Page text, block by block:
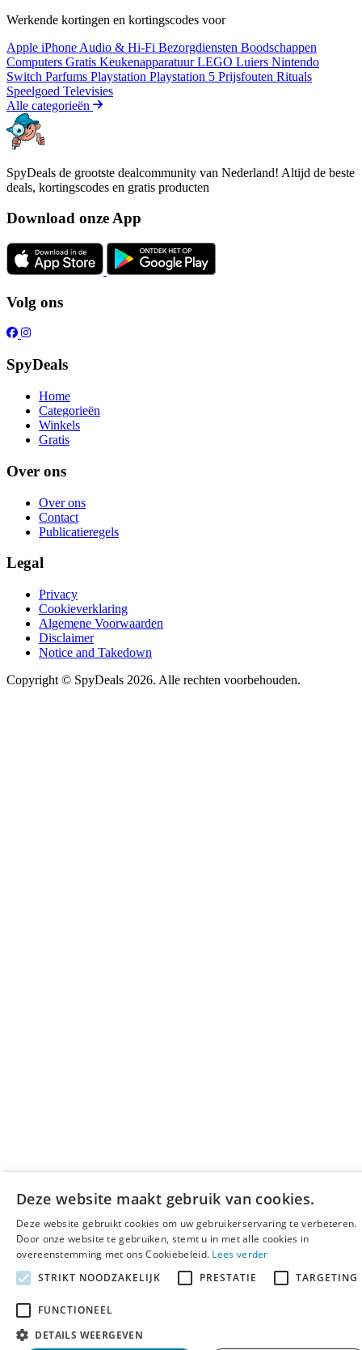
Werkende kortingen en kortingscodes voor
Apple iPhone Audio & Hi-Fi Bezorgdiensten Boodschappen
Computers Gratis KeukenapparatuurLEGO Luiers Nintendo
Switch Parfums Playstation Playstation 5 Prijsfouten Rituals
Speelgoed Televisies
Alle categorieën
SpyDeals de grootste dealcommunity van Nederland! Altijd de beste
deals, kortingscodes en gratis producten
Download onze App
Volg ons
SpyDeals
Home
Categorieën
Winkels
Gratis
Over ons
Over ons
Contact
Publicatieregels
Legal
Privacy
Cookieverklaring
Algemene Voorwaarden
Disclaimer
Notice and Takedown
Copyright © SpyDeals 2026. Alle rechten voorbehouden.
Deze website maakt gebruik van cookies.
Deze website gebruikt cookies om uw gebruikerservaring te verbeteren.
Door onze website te gebruiken, stemt u in met alle cookies in
overeenstemming met ons Cookiebeleid. Lees verder
STRIKT NOODZAKELIJK
PRESTATIE TARGETING
FUNCTIONEEL
DETAILS WEERGEVEN